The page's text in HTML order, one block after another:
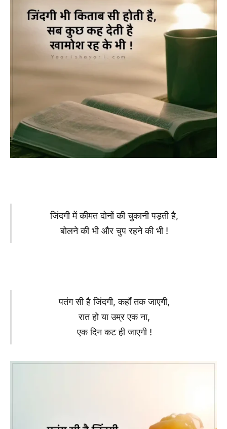
जिंदगी में कीमत दोनों की चुकानी पड़ती है,
बोलने की भी और चुप रहने की भी !
पतंग सी है जिंदगी, कहाँ तक जाएगी,
रात हो या उम्र एक ना,
एक दिन कट ही जाएगी !